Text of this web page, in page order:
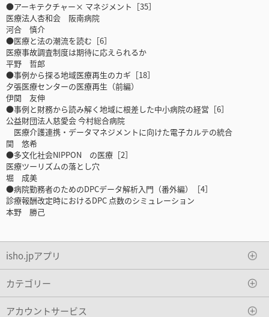
●アーキテクチャー× マネジメント［35］
医療法人杏和会 阪南病院
河合 慎介
●医療と法の潮流を読む［6］
医療事故調査制度は期待に応えられるか
平野 哲郎
●事例から探る地域医療再生のカギ［18］
夕張医療センターの医療再生（前編）
伊関 友伸
●事例と財務から読み解く地域に根差した中小病院の経営［6］
公益財団法人慈愛会 今村総合病院
医療介護連携・データマネジメントに向けた電子カルテの統合
関 悠希
●多文化社会NIPPON の医療［2］
医療ツーリズムの落とし穴
堀 成美
●病院勤務者のためのDPCデータ解析入門（番外編）［4］
診療報酬改定時におけるDPC 点数のシミュレーション
本野 勝己
isho.jpアプリ
カテゴリー
アカウントサービス